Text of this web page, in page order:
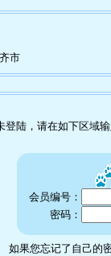
市
登陆，请在如下区域
会员编号：
密码：
如果您忘记了自己的